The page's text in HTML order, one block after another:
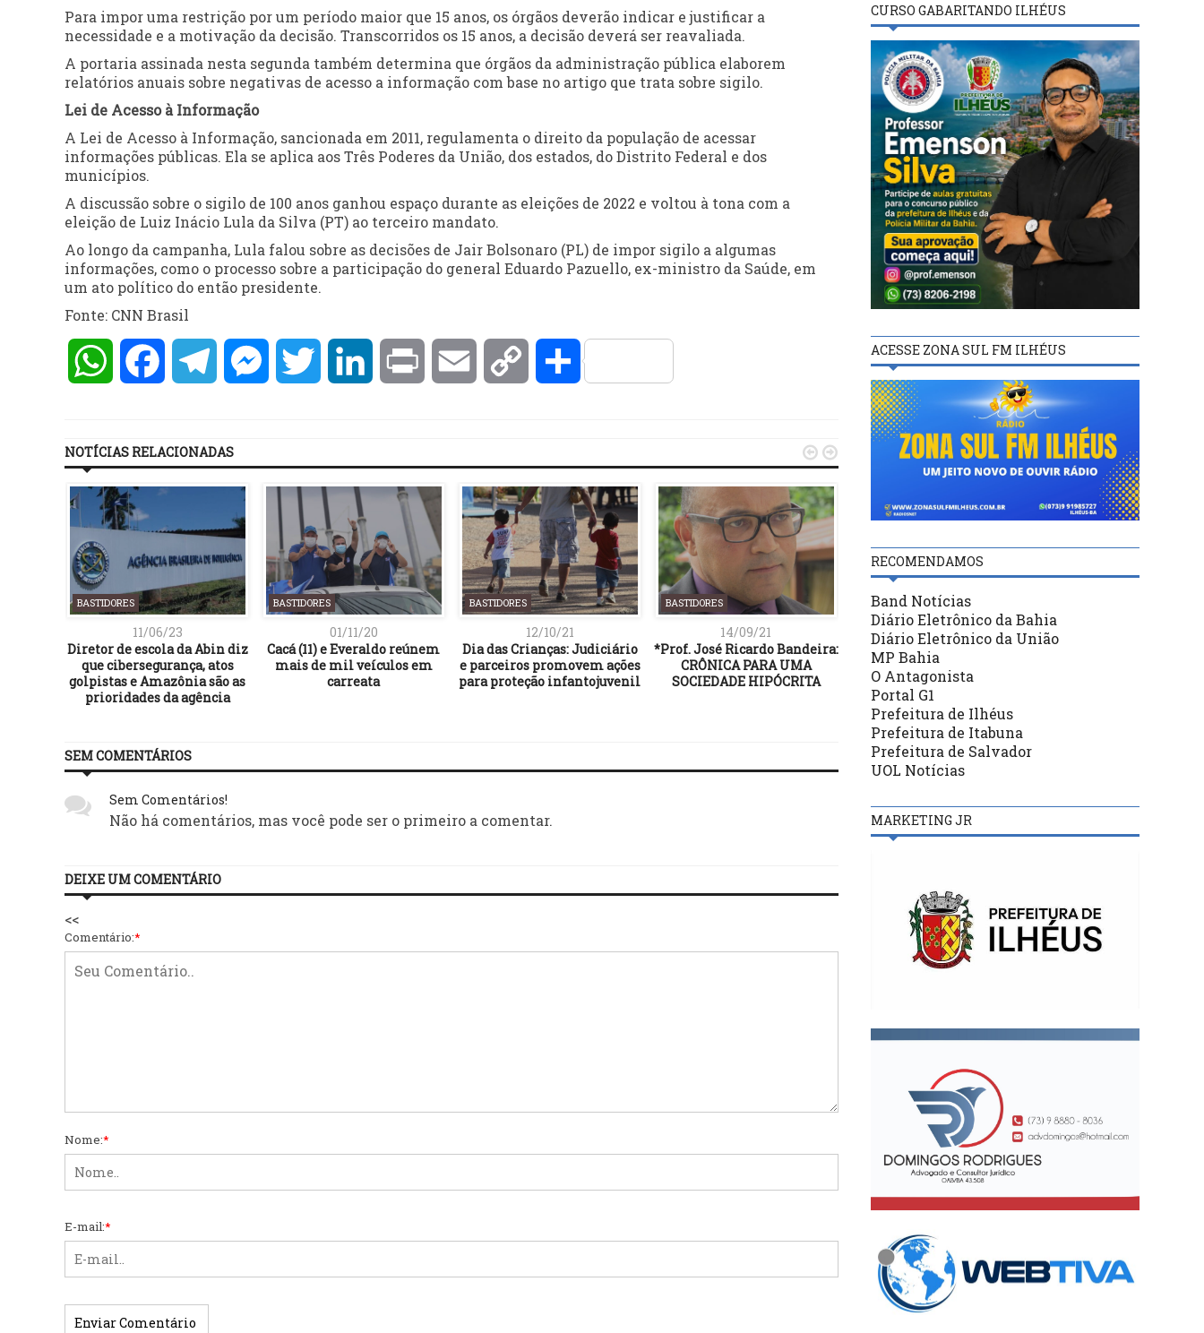
Para impor uma restrição por um período maior que 15 anos, os órgãos deverão indicar e justificar a
necessidade e a motivação da decisão. Transcorridos os 15 anos, a decisão deverá ser reavaliada.
A portaria assinada nesta segunda também determina que órgãos da administração pública elaborem
relatórios anuais sobre negativas de acesso a informação com base no artigo que trata sobre sigilo.
Lei de Acesso à Informação
A Lei de Acesso à Informação, sancionada em 2011, regulamenta o direito da população de acessar
informações públicas. Ela se aplica aos Três Poderes da União, dos estados, do Distrito Federal e dos
municípios.
A discussão sobre o sigilo de 100 anos ganhou espaço durante as eleições de 2022 e voltou à tona com a
eleição de Luiz Inácio Lula da Silva (PT) ao terceiro mandato.
Ao longo da campanha, Lula falou sobre as decisões de Jair Bolsonaro (PL) de impor sigilo a algumas
informações, como o processo sobre a participação do general Eduardo Pazuello, ex-ministro da Saúde, em
um ato político do então presidente.
Fonte: CNN Brasil
WhatsAppFacebookTelegramMessengerTwitter LinkedInPrint Email Copy Compartilhar
NOTÍCIAS RELACIONADAS
BASTIDORES
11/06/23
Diretor de escola da Abin diz
que cibersegurança, atos
golpistas e Amazônia são as
prioridades da agência
BASTIDORES
01/11/20
Cacá (11) e Everaldo reúnem
mais de mil veículos em
carreata
BASTIDORES
12/10/21
Dia das Crianças: Judiciário
e parceiros promovem ações
para proteção infantojuvenil
BASTIDORES
14/09/21
*Prof. José Ricardo Bandeira:
CRÔNICA PARA UMA
SOCIEDADE HIPÓCRITA
BASTIDORES
20/01/21
Procon-BA notifica Ford
Brasil
 
SEM COMENTÁRIOS
Sem Comentários!
Não há comentários, mas você pode ser o primeiro a comentar.
DEIXE UM COMENTÁRIO
<<
Comentário:*
Nome:*
E-mail:*
CURSO GABARITANDO ILHÉUS
ACESSE ZONA SUL FM ILHÉUS
RECOMENDAMOS
Band Notícias
Diário Eletrônico da Bahia
Diário Eletrônico da União
MP Bahia
O Antagonista
Portal G1
Prefeitura de Ilhéus
Prefeitura de Itabuna
Prefeitura de Salvador
UOL Notícias
MARKETING JR